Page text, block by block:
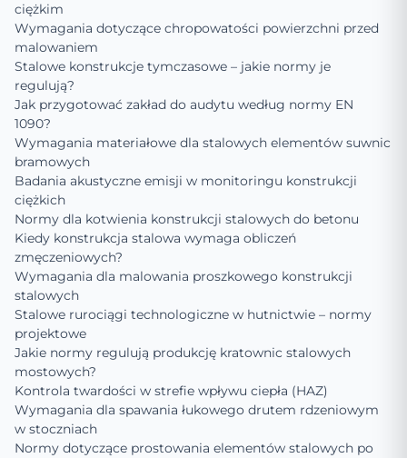
ciężkim
Wymagania dotyczące chropowatości powierzchni przed
malowaniem
Stalowe konstrukcje tymczasowe – jakie normy je
regulują?
Jak przygotować zakład do audytu według normy EN
1090?
Wymagania materiałowe dla stalowych elementów suwnic
bramowych
Badania akustyczne emisji w monitoringu konstrukcji
ciężkich
Normy dla kotwienia konstrukcji stalowych do betonu
Kiedy konstrukcja stalowa wymaga obliczeń
zmęczeniowych?
Wymagania dla malowania proszkowego konstrukcji
stalowych
Stalowe rurociągi technologiczne w hutnictwie – normy
projektowe
Jakie normy regulują produkcję kratownic stalowych
mostowych?
Kontrola twardości w strefie wpływu ciepła (HAZ)
Wymagania dla spawania łukowego drutem rdzeniowym
w stoczniach
Normy dotyczące prostowania elementów stalowych po